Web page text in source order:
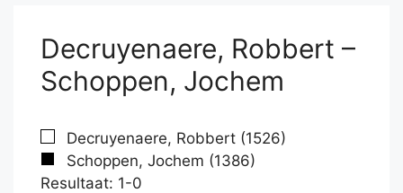
Decruyenaere, Robbert –
Schoppen, Jochem
Decruyenaere, Robbert (1526)
Schoppen, Jochem (1386)
Resultaat: 1-0